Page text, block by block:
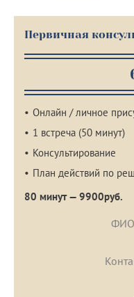
Первичная
Онлайн / личное
1 встреча (50 минут)
Консультирование
План действий по
80 минут — 9900руб.